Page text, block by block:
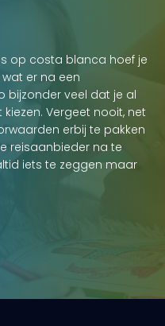
op costa blanca hoef je
er na een
bijzonder veel dat je al
Vergeet nooit, net
erbij te pakken
reisaanbieder na te
iets te zeggen maar